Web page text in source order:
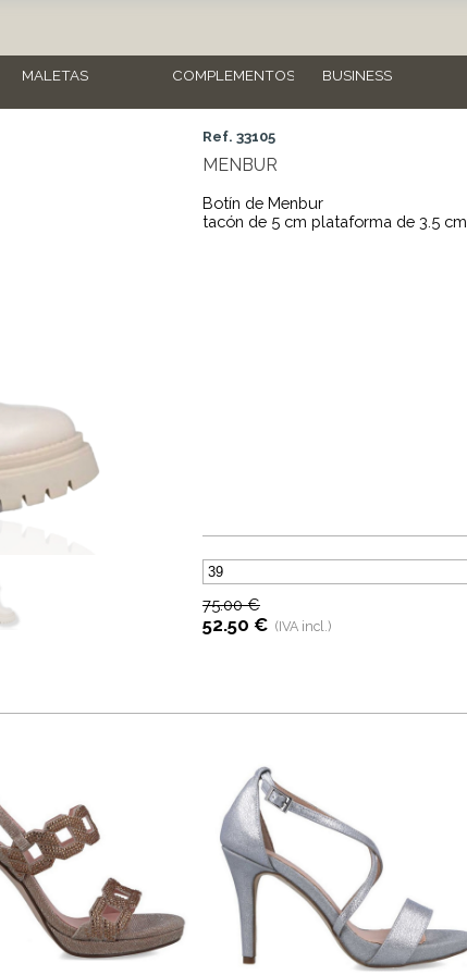
MALETAS COMPLEMENTOS BUSINESS
Ref. 33105
MENBUR
Botín de Menbur
tacón de 5 cm plataforma de 3.5 cm
75.00 €
52.50 € (IVA incl.)